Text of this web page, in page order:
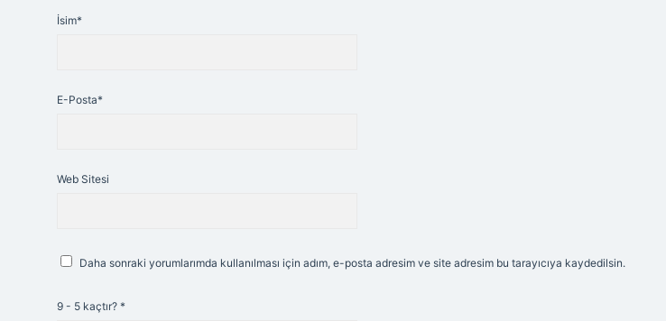
İsim*
E-Posta*
Web Sitesi
Daha sonraki yorumlarımda kullanılması için adım, e-posta adresim ve site adresim bu tarayıcıya kaydedilsin.
9 - 5 kaçtır? *